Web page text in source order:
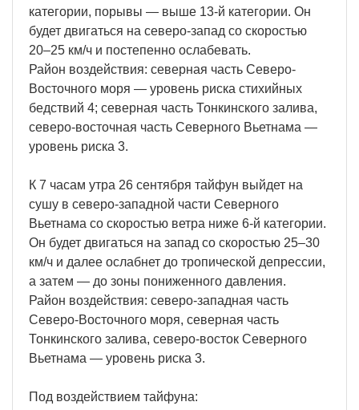
категории, порывы — выше 13-й категории. Он
будет двигаться на северо-запад со скоростью
20–25 км/ч и постепенно ослабевать.
Район воздействия: северная часть Северо-
Восточного моря — уровень риска стихийных
бедствий 4; северная часть Тонкинского залива,
северо-восточная часть Северного Вьетнама —
уровень риска 3.
К 7 часам утра 26 сентября тайфун выйдет на
сушу в северо-западной части Северного
Вьетнама со скоростью ветра ниже 6-й категории.
Он будет двигаться на запад со скоростью 25–30
км/ч и далее ослабнет до тропической депрессии,
а затем — до зоны пониженного давления.
Район воздействия: северо-западная часть
Северо-Восточного моря, северная часть
Тонкинского залива, северо-восток Северного
Вьетнама — уровень риска 3.
Под воздействием тайфуна: